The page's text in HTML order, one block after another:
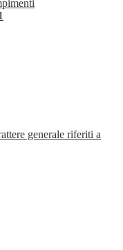
generale riferiti a